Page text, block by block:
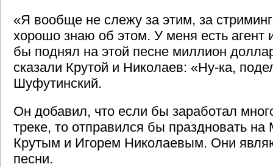
«Я вообще не слежу за этим, за
хорошо знаю об этом. У меня есть агент
бы поднял на этой песне миллион
сказали Крутой и Николаев: «Ну-ка,
Шуфутинский.
Он добавил, что если бы заработал
треке, то отправился бы праздновать
Крутым и Игорем Николаевым. Они
песни.